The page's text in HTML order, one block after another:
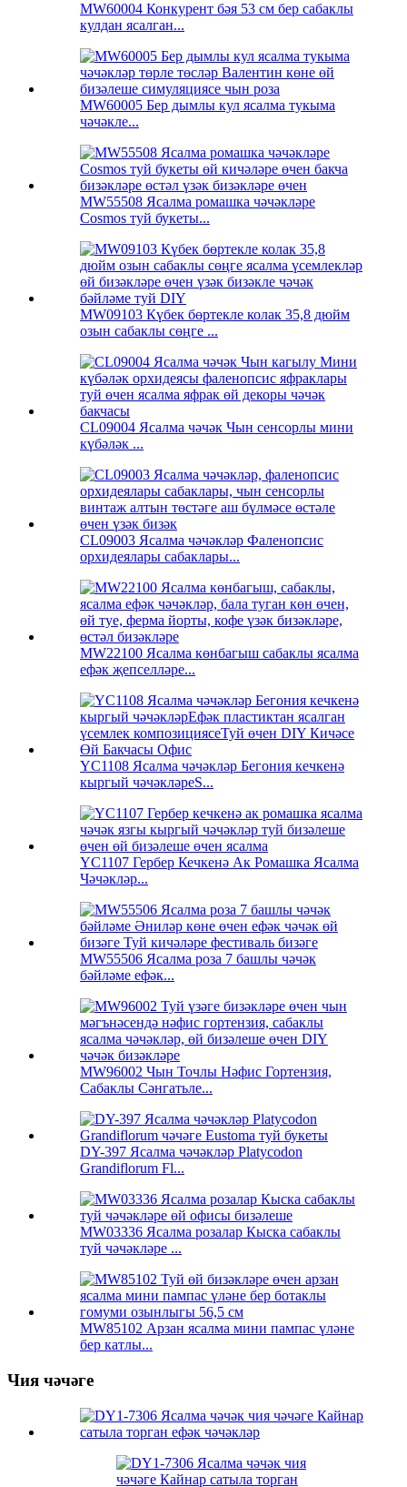
MW60004 Конкурент бәя 53 см бер сабаклы
кулдан ясалган...
MW60005 Бер дымлы кул ясалма тукыма
чәчәкле...
MW55508 Ясалма ромашка чәчәкләре
Cosmos туй букеты...
MW09103 Күбек бөртекле колак 35,8 дюйм
озын сабаклы сөңге ...
CL09004 Ясалма чәчәк Чын сенсорлы мини
күбәләк ...
CL09003 Ясалма чәчәкләр Фаленопсис
орхидеялары сабаклары...
MW22100 Ясалма көнбагыш сабаклы ясалма
ефәк җепселләре...
YC1108 Ясалма чәчәкләр Бегония кечкенә
кыргый чәчәкләреS...
YC1107 Гербер Кечкенә Ак Ромашка Ясалма
Чәчәкләр...
MW55506 Ясалма роза 7 башлы чәчәк
бәйләме ефәк...
MW96002 Чын Точлы Нәфис Гортензия,
Сабаклы Сәнгатьле...
DY-397 Ясалма чәчәкләр Platycodon
Grandiflorum Fl...
MW03336 Ясалма розалар Кыска сабаклы
туй чәчәкләре ...
MW85102 Арзан ясалма мини пампас үләне
бер катлы...
Чия чәчәге